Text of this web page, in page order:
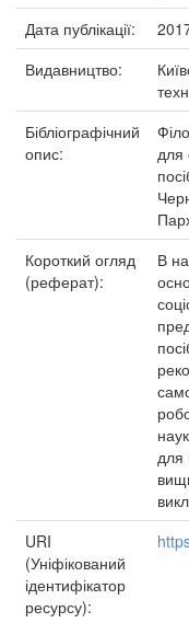
Дата публікації:
Видавництво:
Бібліографічний
опис:
для
Короткий огляд
(реферат):
В
для
URI
(Уніфікований
ідентифікатор
ресурсу):